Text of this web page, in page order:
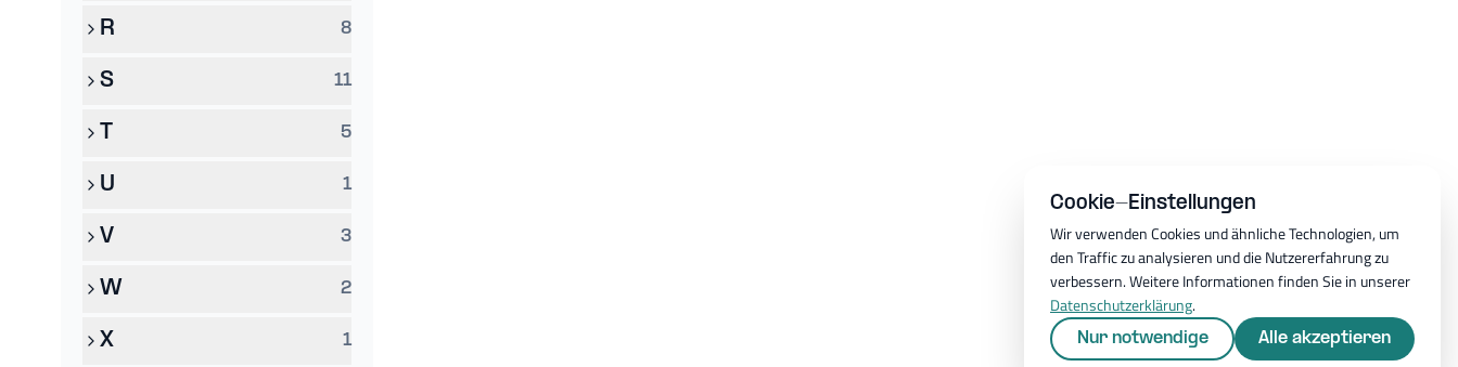
R 8
S 11
T 5
U 1
V 3
W 2
X 1
Cookie-Einstellungen
Wir verwenden Cookies und ähnliche Technologien, um
den Traffic zu analysieren und die Nutzererfahrung zu
verbessern. Weitere Informationen finden Sie in unserer
Datenschutzerklärung.
Nur notwendige Alle akzeptieren